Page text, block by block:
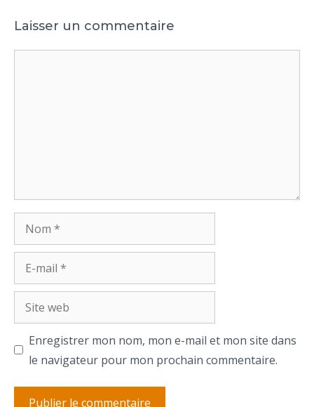
Laisser un commentaire
Nom
mail
Site
web
Enregistrer mon nom, mon e-mail et mon site dans
le navigateur pour mon prochain commentaire.